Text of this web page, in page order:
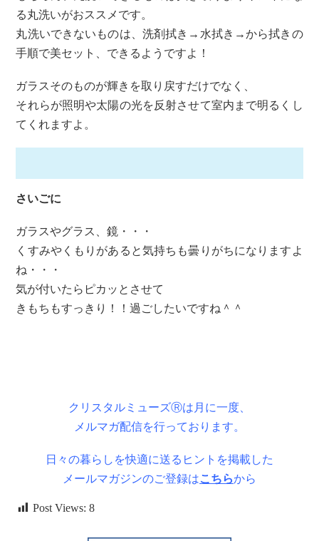
る丸洗いがおススメです。
丸洗いできないものは、洗剤拭き→水拭き→から拭きの
手順で美セット、できるようですよ！
ガラスそのものが輝きを取り戻すだけでなく、
それらが照明や太陽の光を反射させて室内まで明るくし
てくれますよ。
さいごに
ガラスやグラス、鏡・・・
くすみやくもりがあると気持ちも曇りがちになりますよ
ね・・・
気が付いたらピカッとさせて
きもちもすっきり！！過ごしたいですね＾＾
クリスタルミューズⓇは月に一度、
メルマガ配信を行っております。
日々の暮らしを快適に送るヒントを掲載した
メールマガジンのご登録はこちらから
Post Views: 8